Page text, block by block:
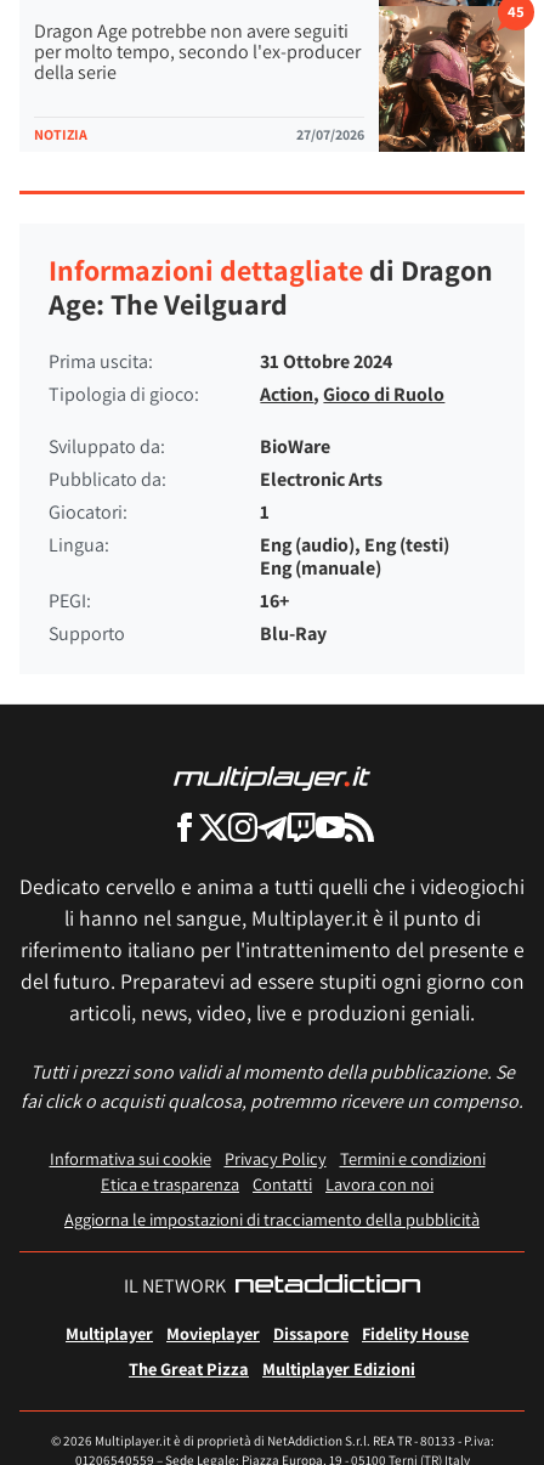
Dragon Age potrebbe non avere seguiti
per molto tempo, secondo l'ex-producer
della serie
NOTIZIA 27/07/2026
45
Informazioni dettagliatedi Dragon
Age: The Veilguard
Prima uscita:
31 Ottobre 2024
Tipologia di gioco:
Action,Gioco di Ruolo
Sviluppato da:
BioWare
Pubblicato da:
Electronic Arts
Giocatori:
1
Lingua:
Eng (audio), Eng (testi)
Eng (manuale)
PEGI:
16+
Supporto
Blu-Ray
Dedicato cervello e anima a tutti quelli che i videogiochi
li hanno nel sangue, Multiplayer.it è il punto di
riferimento italiano per l'intrattenimento del presente e
del futuro. Preparatevi ad essere stupiti ogni giorno con
articoli, news, video, live e produzioni geniali.
Tutti i prezzi sono validi al momento della pubblicazione. Se
fai click o acquisti qualcosa, potremmo ricevere un compenso.
Informativa sui cookie Privacy Policy
Termini e condizioni
Etica e trasparenza Contatti
Lavora con noi
Aggiorna le impostazioni di tracciamento della pubblicità
IL NETWORK
Multiplayer Movieplayer Dissapore
Fidelity House
The Great Pizza
Multiplayer Edizioni
© 2026 Multiplayer.it è di proprietà di NetAddiction S.r.l. REA TR - 80133 - P.iva:
01206540559 – Sede Legale: Piazza Europa, 19 - 05100 Terni (TR) Italy